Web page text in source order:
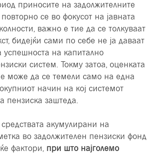
приносите на задолжителните
се во фокусот на јавната
важно е тие да се толкуваат
бидејќи сами по себе не ја даваат
успешноста на капитално
систем. Токму затоа, оценката
може да се темели само на една
начин на кој системот
пензиска заштеда.
акумулирани на
во задолжителен пензиски фонд
фактори, при што најголемо